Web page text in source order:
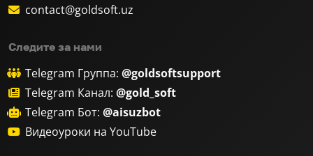
contact@goldsoft.uz
Следите за нами
Telegram Группа: @goldsoftsupport
Telegram Канал: @gold_soft
Telegram Бот: @aisuzbot
Видеоуроки на YouTube